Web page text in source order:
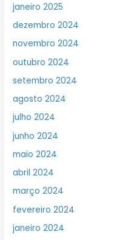
janeiro 2025
dezembro 2024
novembro 2024
outubro 2024
setembro 2024
agosto 2024
julho 2024
junho 2024
maio 2024
abril 2024
março 2024
fevereiro 2024
janeiro 2024